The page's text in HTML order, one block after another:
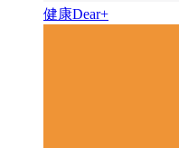
健康Dear+